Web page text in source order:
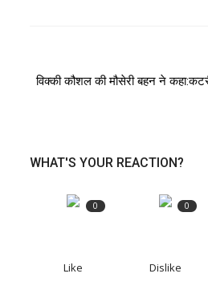
विक्की कौशल की मौसेरी बहन ने
WHAT'S YOUR REACTION?
0
Like
0
Dislike